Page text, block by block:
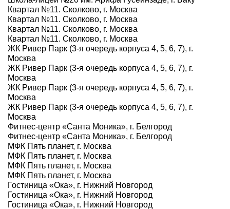
Квартал №11. Сколково, г. Москва
Квартал №11. Сколково, г. Москва
Квартал №11. Сколково, г. Москва
Квартал №11. Сколково, г. Москва
ЖК Ривер Парк (3-я очередь корпуса 4, 5, 6, 7), г.
Москва
ЖК Ривер Парк (3-я очередь корпуса 4, 5, 6, 7), г.
Москва
ЖК Ривер Парк (3-я очередь корпуса 4, 5, 6, 7), г.
Москва
ЖК Ривер Парк (3-я очередь корпуса 4, 5, 6, 7), г.
Москва
Фитнес-центр «Санта Моника», г. Белгород
Фитнес-центр «Санта Моника», г. Белгород
МФК Пять планет, г. Москва
МФК Пять планет, г. Москва
МФК Пять планет, г. Москва
МФК Пять планет, г. Москва
Гостиница «Ока», г. Нижний Новгород
Гостиница «Ока», г. Нижний Новгород
Гостиница «Ока», г. Нижний Новгород